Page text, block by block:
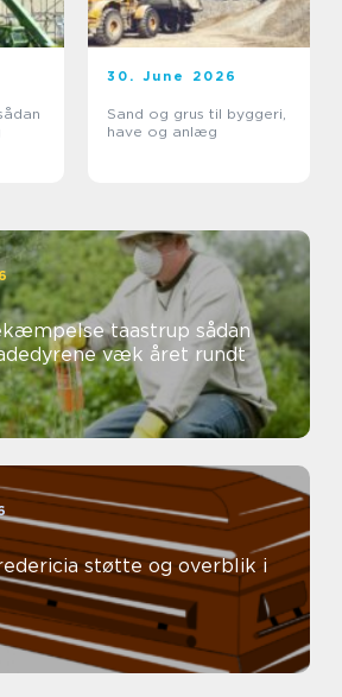
30. June 2026
Sand og grus til byggeri,
have og anlæg
taastrup sådan
væk året rundt
og overblik i